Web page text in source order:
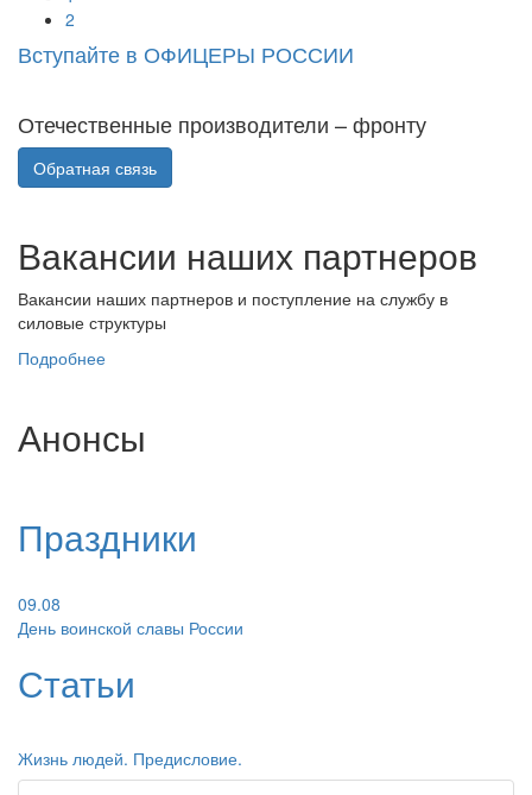
2
Вступайте в ОФИЦЕРЫ РОССИИ
Отечественные производители – фронту
Обратная связь
Вакансии наших партнеров
Вакансии наших партнеров и поступление на службу в
силовые структуры
Подробнее
Анонсы
Праздники
09.08
День воинской славы России
Статьи
Жизнь людей. Предисловие.